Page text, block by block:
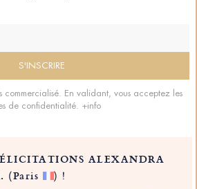
commercialisé. En validant, vous acceptez les
de confidentialité. +info
ALEXANDRA
(Paris ) !